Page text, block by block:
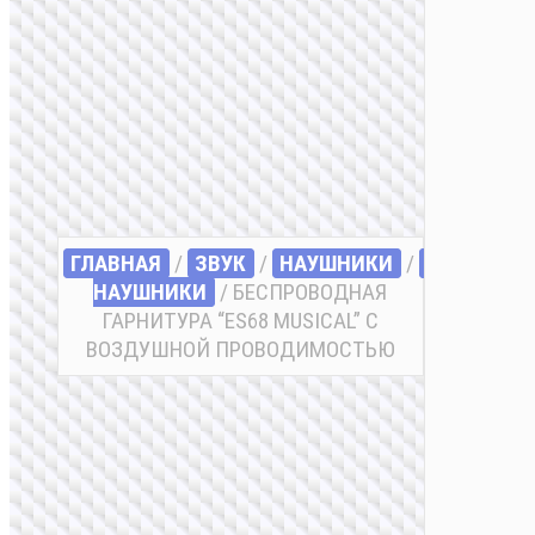
ГЛАВНАЯ / ЗВУК / НАУШНИКИ /
НАУШНИКИ / БЕСПРОВОДНАЯ
ГАРНИТУРА “ES68 MUSICAL” С
ВОЗДУШНОЙ ПРОВОДИМОСТЬЮ